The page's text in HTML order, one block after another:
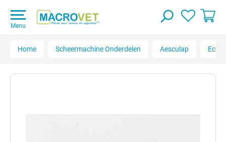
Menu
Home Scheermachine Onderdelen Aesculap